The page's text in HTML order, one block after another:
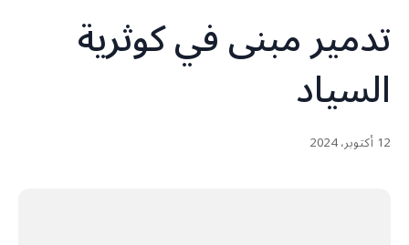
تدمير مبنى في كوثرية
السياد
12 أكتوبر، 2024